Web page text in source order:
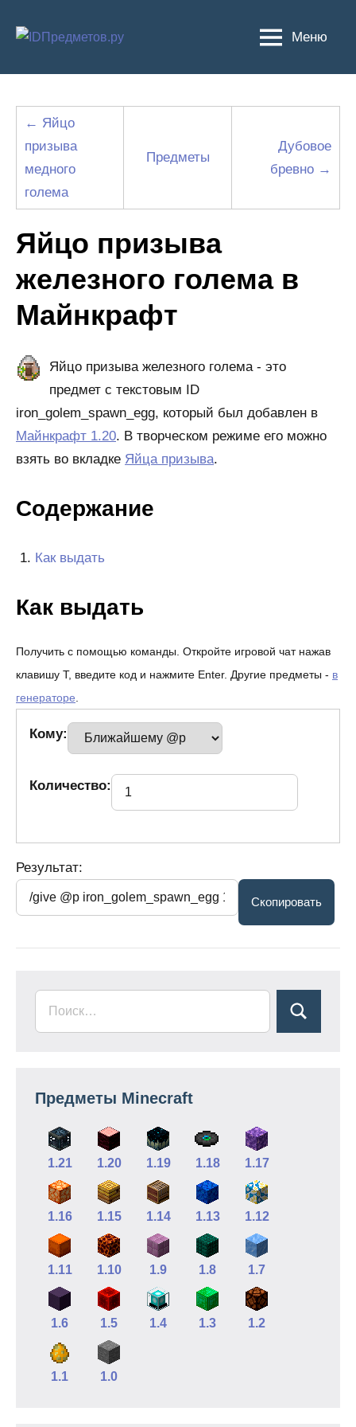
Меню
← Яйцо
призыва
медного
голема
Предметы
Дубовое
бревно →
Яйцо призыва
железного голема в
Майнкрафт
Яйцо призыва железного голема - это
предмет с текстовым ID
iron_golem_spawn_egg, который был добавлен в
Майнкрафт 1.20. В творческом режиме его можно
взять во вкладке Яйца призыва.
Содержание
Как выдать
Как выдать
Получить с помощью команды. Откройте игровой чат нажав
клавишу T, введите код и нажмите Enter. Другие предметы - в
генераторе.
Кому:
Количество:
Результат:
Предметы Minecraft
1.21 1.20 1.19 1.18 1.17
1.16 1.15 1.14 1.13 1.12
1.11 1.10 1.9 1.8 1.7
1.6 1.5 1.4 1.3 1.2
1.1 1.0